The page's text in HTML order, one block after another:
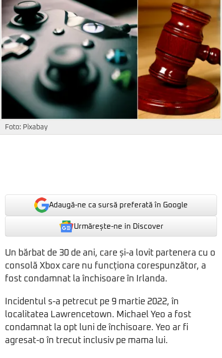
Foto: Pixabay
Adaugă-ne ca sursă preferată în Google
Urmărește-ne in Discover
Un bărbat de 30 de ani, care și-a lovit partenera cu o
consolă Xbox care nu funcționa corespunzător, a
fost condamnat la închisoare în Irlanda.
Incidentul s-a petrecut pe 9 martie 2022, în
localitatea Lawrencetown. Michael Yeo a fost
condamnat la opt luni de închisoare. Yeo ar fi
agresat-o în trecut inclusiv pe mama lui.